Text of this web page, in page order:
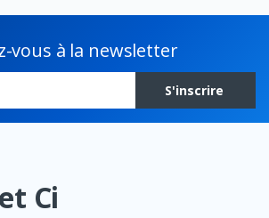
vous à la newsletter
S'inscrire
Ci